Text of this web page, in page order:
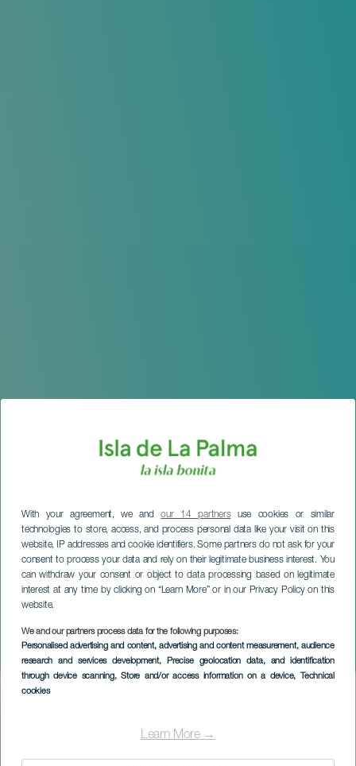
With your agreement, we andour 14 partnersuse cookies or similar
technologies to store, access, and process personal data like your visit on this
website, IP addresses and cookie identifiers. Some partners do not ask for your
consent to process your data and rely on their legitimate business interest. You
can withdraw your consent or object to data processing based on legitimate
interest at any time by clicking on “Learn More” or in our Privacy Policy on this
website.
We and our partners process data for the following purposes:
Personalised advertising and content, advertising and content measurement, audience
research and services development, Precise geolocation data, and identification
through device scanning, Store and/or access information on a device, Technical
cookies
Learn More →
Fiestas del Sagrado
Corazón
Imagen